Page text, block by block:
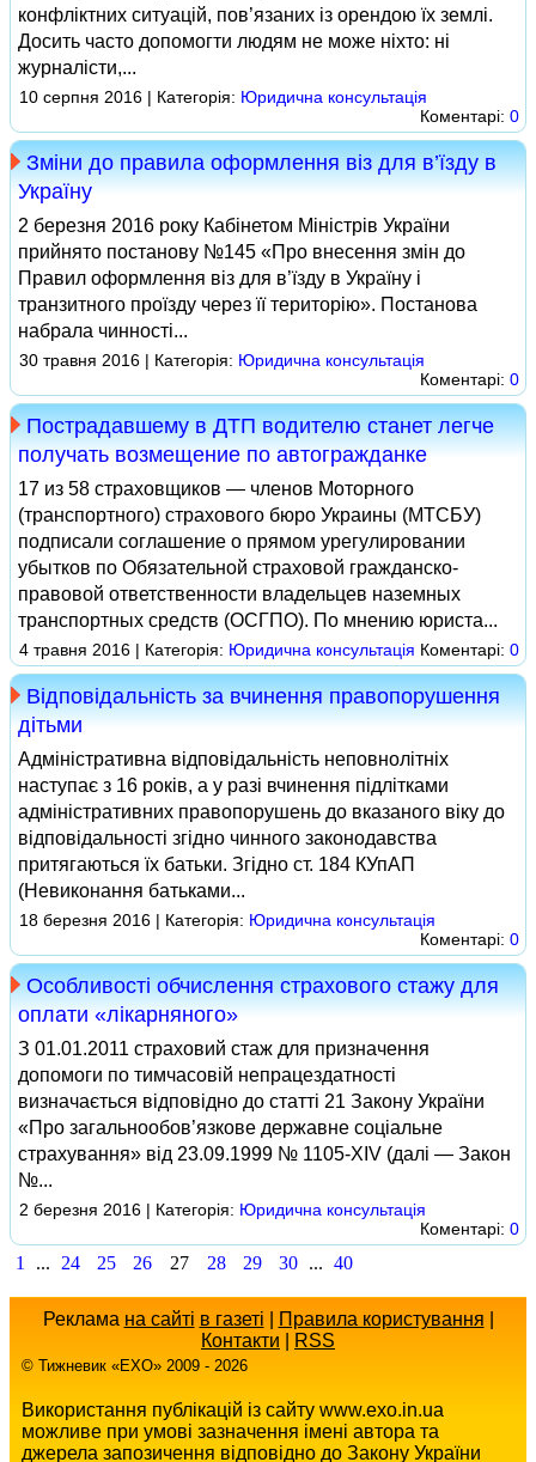
конфліктних ситуацій, пов’язаних із орендою їх землі.
Досить часто допомогти людям не може ніхто: ні
журналісти,...
10 серпня 2016 | Категорія: Юридична консультація
Коментарі: 0
Зміни до правила оформлення віз для в’їзду в
Україну
2 березня 2016 року Кабінетом Міністрів України
прийнято постанову №145 «Про внесення змін до
Правил оформлення віз для в’їзду в Україну і
транзитного проїзду через її територію». Постанова
набрала чинності...
30 травня 2016 | Категорія: Юридична консультація
Коментарі: 0
Пострадавшему в ДТП водителю станет легче
получать возмещение по автогражданке
17 из 58 страховщиков — членов Моторного
(транспортного) страхового бюро Украины (МТСБУ)
подписали соглашение о прямом урегулировании
убытков по Обязательной страховой гражданско-
правовой ответственности владельцев наземных
транспортных средств (ОСГПО). По мнению юриста...
4 травня 2016 | Категорія: Юридична консультація Коментарі: 0
Відповідальність за вчинення правопорушення
дітьми
Адміністративна відповідальність неповнолітніх
наступає з 16 років, а у разі вчинення підлітками
адміністративних правопорушень до вказаного віку до
відповідальності згідно чинного законодавства
притягаються їх батьки. Згідно ст. 184 КУпАП
(Невиконання батьками...
18 березня 2016 | Категорія: Юридична консультація
Коментарі: 0
Особливості обчислення страхового стажу для
оплати «лікарняного»
З 01.01.2011 страховий стаж для призначення
допомоги по тимчасовій непрацездатності
визначається відповідно до статті 21 Закону України
«Про загальнообов’язкове державне соціальне
страхування» від 23.09.1999 № 1105-XIV (далі — Закон
№...
2 березня 2016 | Категорія: Юридична консультація
Коментарі: 0
1 ... 24 25 26 27 28 29 30 ... 40
Реклама на сайті в газеті Правила користування
Контакти
RSS
© Тижневик «EХO» 2009 - 2026
Використання публікацій із сайту www.exo.in.ua
можливе при умові зазначення імені автора та
джерела запозичення відповідно до Закону України